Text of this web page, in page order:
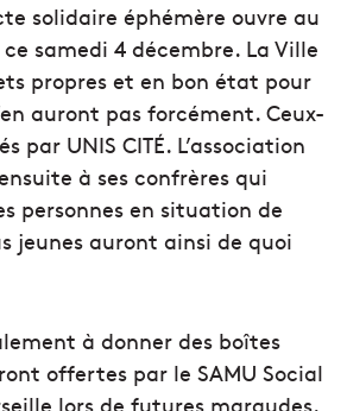
solidaire éphémère ouvre au
samedi 4 décembre. La Ville
propres et en bon état pour
auront pas forcément. Ceux-
par UNIS CITÉ. L’association
à ses confrères qui
personnes en situation de
jeunes auront ainsi de quoi
à donner des boîtes
offertes par le SAMU Social
lors de futures maraudes.